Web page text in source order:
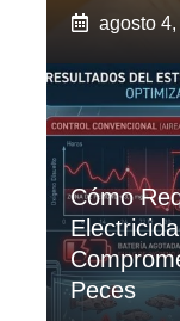
agosto
Cómo
Peces